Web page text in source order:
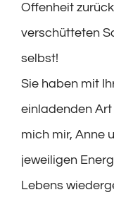
Offenheit
verschütteten
selbst!
Sie haben mit
einladenden
mich mir, Anne
jeweiligen
Lebens